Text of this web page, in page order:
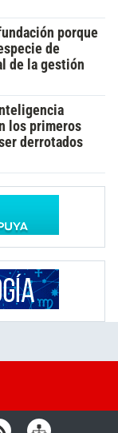
porque
de
de la gestión
los primeros
derrotados